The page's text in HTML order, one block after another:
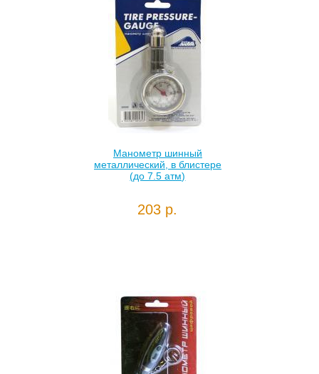
Манометр шинный
металлический, в блистере
(до 7.5 атм)
203 р.